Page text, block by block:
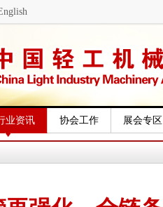
业资讯 协会工作 展会专区